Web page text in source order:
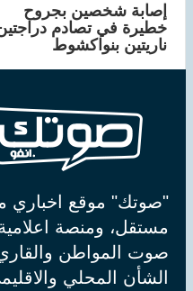
إصابة شخصين بجروح
خطيرة في تصادم
ناريتين بنواكشوط
"صوتك" موقع اخباري
مستقل، ومنصة
صوت المواطن
الشأن المحلي